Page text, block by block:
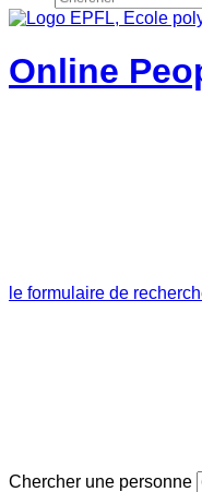
Online
le formulaire de
Chercher une personne